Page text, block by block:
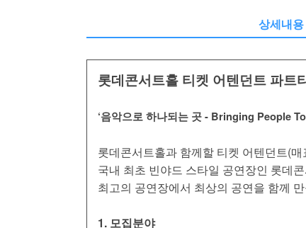
상세내용
롯데콘서트홀 티켓 어텐던트 파트
‘음악으로 하나되는 곳 - Bringing People
롯데콘서트홀과 함께할 티켓 어텐던트(
국내 최초 빈야드 스타일 공연장인 롯데
최고의 공연장에서 최상의 공연을 함께
1. 모집분야